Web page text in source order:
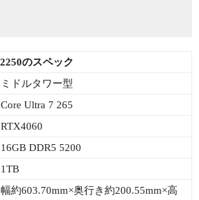
のスペック
ミドルタワー型
Core Ultra 7 265
RTX4060
16GB DDR5 5200
1TB
幅約603.70mm×奥行き約200.55mm×高